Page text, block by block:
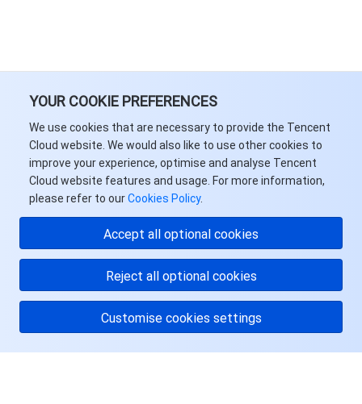
YOUR COOKIE PREFERENCES
We use cookies that are necessary to provide the Tencent
Cloud website. We would also like to use other cookies to
improve your experience, optimise and analyse Tencent
Cloud website features and usage. For more information,
please refer to ourCookies Policy.
Accept all optional cookies
Reject all optional cookies
Customise cookies settings